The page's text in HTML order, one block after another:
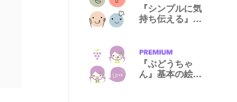
『シンプルに気
持ち伝える』北
『ぶどうちゃ
ん』基本の絵文